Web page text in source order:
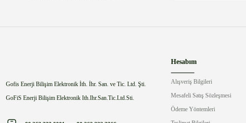
Gofis Enerji Bilişim Elektronik İth. İhr. San. ve Tic. Ltd. Şti.
GoFiS Enerji Bilişim Elektronik Ith.Ihr.San.Tic.Ltd.Sti.
Hesabım
Alışveriş Bilgileri
Mesafeli Satış Sözleşmesi
Ödeme Yöntemleri